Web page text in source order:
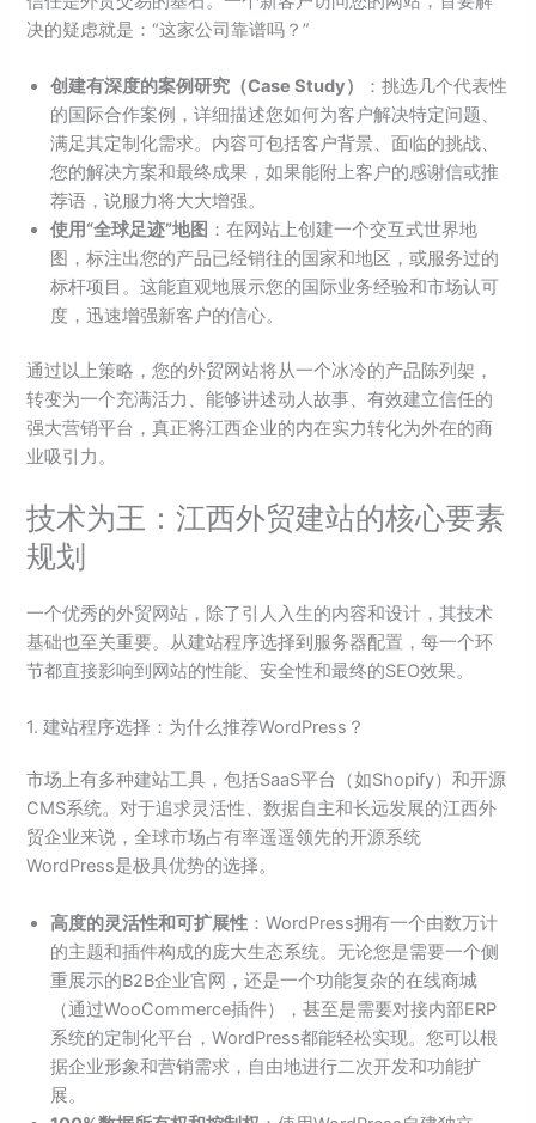
决的疑虑就是：“这家公司靠谱吗？”
创建有深度的案例研究（Case Study）
：挑选几个代表性
的国际合作案例，详细描述您如何为客户解决特定问题、
满足其定制化需求。内容可包括客户背景、面临的挑战、
您的解决方案和最终成果，如果能附上客户的感谢信或推
荐语，说服力将大大增强。
使用“全球足迹”地图 ：在网站上创建一个交互式世界地
图，标注出您的产品已经销往的国家和地区，或服务过的
标杆项目。这能直观地展示您的国际业务经验和市场认可
度，迅速增强新客户的信心。
通过以上策略，您的外贸网站将从一个冰冷的产品陈列架，
转变为一个充满活力、能够讲述动人故事、有效建立信任的
强大营销平台，真正将江西企业的内在实力转化为外在的商
业吸引力。
技术为王：江西外贸建站的核心要素
规划
一个优秀的外贸网站，除了引人入生的内容和设计，其技术
基础也至关重要。从建站程序选择到服务器配置，每一个环
节都直接影响到网站的性能、安全性和最终的SEO效果。
1. 建站程序选择：为什么推荐WordPress？
市场上有多种建站工具，包括SaaS平台（如Shopify）和开源
CMS系统。对于追求灵活性、数据自主和长远发展的江西外
贸企业来说，全球市场占有率遥遥领先的开源系统
WordPress是极具优势的选择。
高度的灵活性和可扩展性 ：WordPress拥有一个由数万计
的主题和插件构成的庞大生态系统。无论您是需要一个侧
重展示的B2B企业官网，还是一个功能复杂的在线商城
（通过WooCommerce插件），甚至是需要对接内部ERP
系统的定制化平台，WordPress都能轻松实现。您可以根
据企业形象和营销需求，自由地进行二次开发和功能扩
展。